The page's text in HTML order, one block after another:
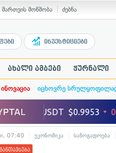
მართვის მოწმობა ძებნა
ინვესტიციები
ახალი ამბები ჟურნალი
იცხოვრე
07:40 ეკონომიკა საზოგადოება